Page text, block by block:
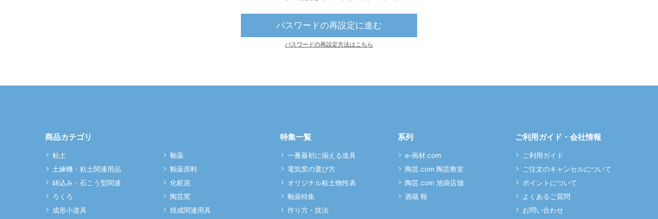
パスワードの再設定に進む
パスワードの再設定方法はこちら
商品カテゴリ
粘土
土練機・粘土関連用品
鋳込み・石こう型関連
ろくろ
成形小道具
釉薬
釉薬原料
化粧泥
陶芸窯
焼成関連用具
特集一覧
一番最初に揃える道具
電気窯の選び方
オリジナル粘土物性表
釉薬特集
作り方・技法
系列
e-画材.com
陶芸.com 陶芸教室
陶芸.com 池袋店舗
酒蔵 鞍
ご利用ガイド・会社情報
ご利用ガイド
ご注文のキャンセルについて
ポイントについて
よくあるご質問
お問い合わせ